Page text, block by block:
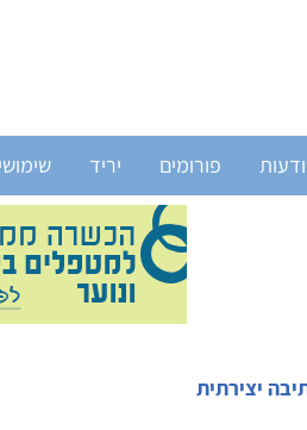
פורומים יריד שימושי
יצירתית